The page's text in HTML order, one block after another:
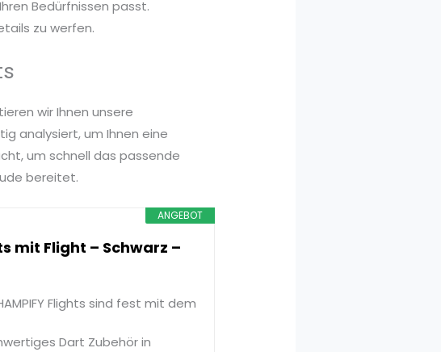
Bedürfnissen passt.
zu werfen.
wir Ihnen unsere
analysiert, um Ihnen eine
um schnell das passende
bereitet.
ANGEBOT
mit Flight – Schwarz –
Flights sind fest mit dem
Dart Zubehör in